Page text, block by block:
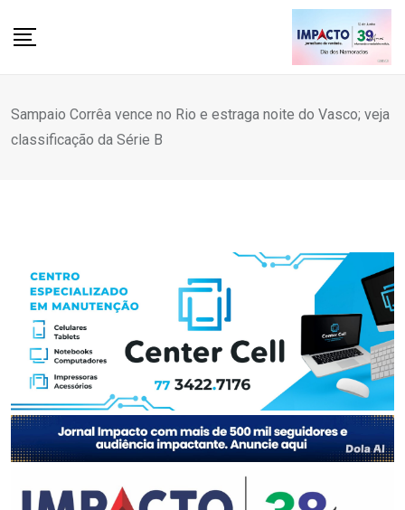
Sampaio Corrêa vence no Rio e estraga noite do Vasco; veja
classificação da Série B